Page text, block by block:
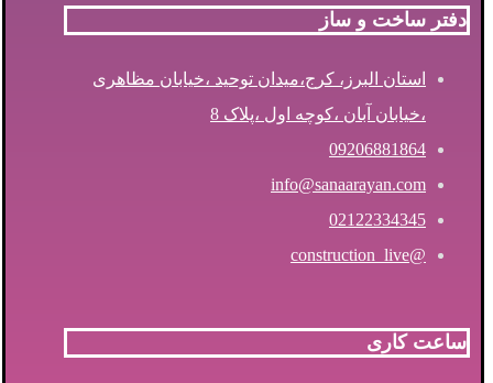
دفتر ساخت و ساز
استان البرز، کرج،میدان توحید ،خیابان مظاهری
،خیابان آبان ،کوچه اول ،پلاک 8
09206881864
info@sanaarayan.com
02122334345
@construction_live
ساعت کاری